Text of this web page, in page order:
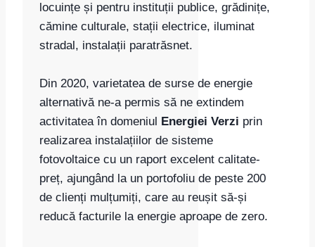
locuințe și pentru instituții publice, grădinițe,
cămine culturale, stații electrice, iluminat
stradal, instalații paratrăsnet.
Din 2020, varietatea de surse de energie
alternativă ne-a permis să ne extindem
activitatea în domeniul
Energiei Verzi prin
realizarea instalațiilor de sisteme
fotovoltaice cu un raport excelent calitate-
preț, ajungând la un portofoliu de peste 200
de clienți mulțumiți, care au reușit să-și
reducă facturile la energie aproape de zero.